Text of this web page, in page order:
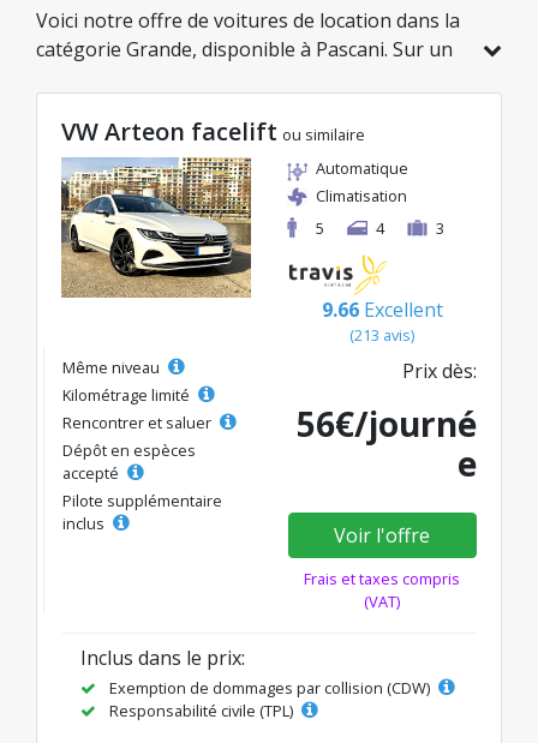
Voici notre offre de voitures de location dans la
catégorie Grande, disponible à Pascani. Sur un
sélectionnée, avec des tarifs avantageux
débutant à seulement 56€/jour.
VW Arteon facelift ou similaire
Automatique
Climatisation
5
4 3
9.66 Excellent
(213 avis)
Même niveau
Kilométrage limité
Rencontrer et saluer
Dépôt en espèces
accepté
Pilote supplémentaire
inclus
Prix dès:
56€/journé
e
Voir l'offre
Frais et taxes compris
(VAT)
Inclus dans le prix:
Exemption de dommages par collision (CDW)
Responsabilité civile (TPL)